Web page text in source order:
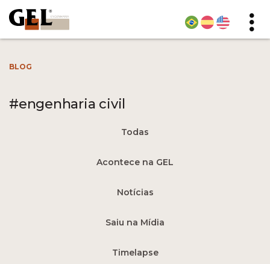
BLOG
#engenharia civil
Todas
Acontece na GEL
Notícias
Saiu na Mídia
Timelapse